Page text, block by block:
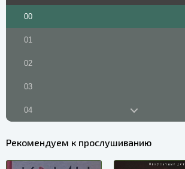
00
01
02
03
04
Рекомендуем к прослушиванию